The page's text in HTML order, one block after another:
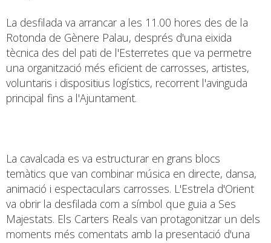
La desfilada va arrancar a les 11.00 hores des de la
Rotonda de Gènere Palau, després d'una eixida
tècnica des del pati de l'Esterretes que va permetre
una organització més eficient de carrosses, artistes,
voluntaris i dispositius logístics, recorrent l'avinguda
principal fins a l'Ajuntament.
La cavalcada es va estructurar en grans blocs
temàtics que van combinar música en directe, dansa,
animació i espectaculars carrosses. L'Estrela d'Orient
va obrir la desfilada com a símbol que guia a Ses
Majestats. Els Carters Reals van protagonitzar un dels
moments més comentats amb la presentació d'una